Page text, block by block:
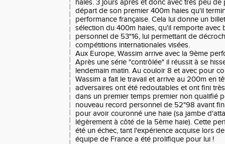
haies. 3 jours après et donc avec très peu de
départ de son premier 400m haies qu'il
performance française. Cela lui donne un
sélection du 400m haies, qu'il remporte avec
personnel de 53"16, lui permettant de
compétitions internationales visées.
Aux Europe, Wassim arrive avec la 9ème
Après une série "contrôlée" il réussit à se
lendemain matin. Au couloir 8 et avec pour
Wassim a fait le travail et arrive au 200m en
adversaires ont été redoutables et ont fini
dans un premier temps premier non qualifié
nouveau record personnel de 52"98 avant
pour avoir couronné une haie (sa jambe
légèrement à côté de la 5ème haie). Cette
été un échec, tant l'expérience acquise lors
équipe de France a été prolifique pour lui !